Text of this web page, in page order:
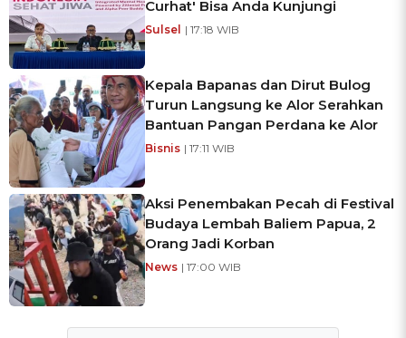
Curhat' Bisa Anda Kunjungi
Sulsel | 17:18 WIB
Kepala Bapanas dan Dirut Bulog
Turun Langsung ke Alor Serahkan
Bantuan Pangan Perdana ke Alor
Bisnis | 17:11 WIB
Aksi Penembakan Pecah di Festival
Budaya Lembah Baliem Papua, 2
Orang Jadi Korban
News | 17:00 WIB